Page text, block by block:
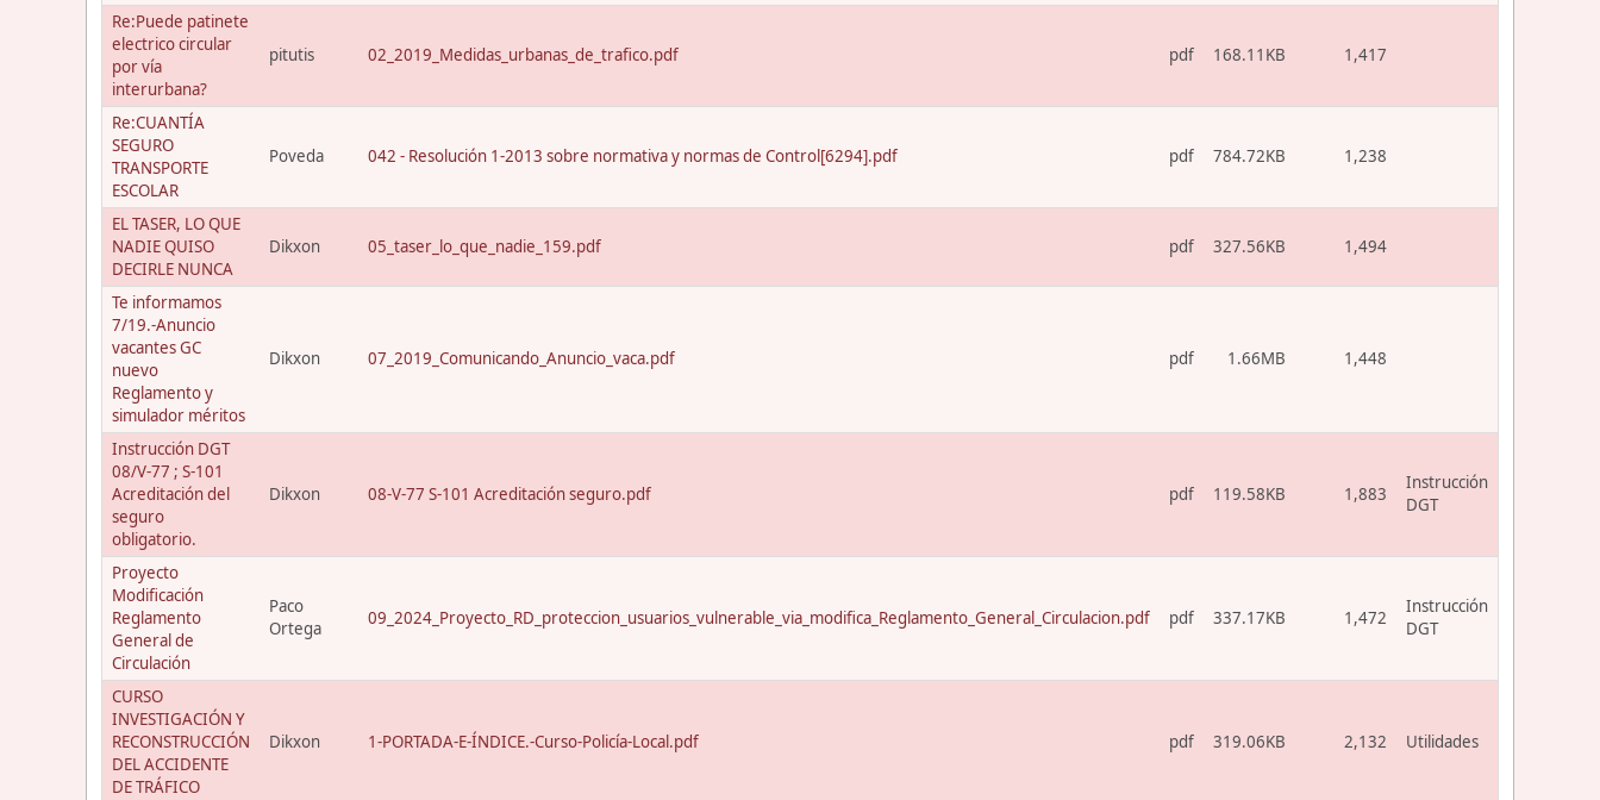
Re:Puede patinete
electrico circular
por vía
interurbana?
pitutis 02_2019_Medidas_urbanas_de_trafico.pdf pdf 168.11KB 1,417
Re:CUANTÍA
SEGURO
TRANSPORTE
ESCOLAR
Poveda 042 - Resolución 1-2013 sobre normativa y normas de Control[6294].pdf pdf 784.72KB 1,238
EL TASER, LO QUE
NADIE QUISO
DECIRLE NUNCA
Dikxon 05_taser_lo_que_nadie_159.pdf pdf 327.56KB 1,494
Te informamos
7/19.-Anuncio
vacantes GC
nuevo
Reglamento y
simulador méritos
Dikxon 07_2019_Comunicando_Anuncio_vaca.pdf pdf 1.66MB 1,448
Instrucción DGT
08/V-77 ; S-101
Acreditación del
seguro
obligatorio.
Dikxon 08-V-77 S-101 Acreditación seguro.pdf pdf 119.58KB 1,883
Instrucción
DGT
Proyecto
Modificación
Reglamento
General de
Circulación
Paco
Ortega
09_2024_Proyecto_RD_proteccion_usuarios_vulnerable_via_modifica_Reglamento_General_Circulacion.pdf pdf 337.17KB 1,472
Instrucción
DGT
CURSO
INVESTIGACIÓN Y
RECONSTRUCCIÓN
DEL ACCIDENTE
DE TRÁFICO
Dikxon 1-PORTADA-E-ÍNDICE.-Curso-Policía-Local.pdf pdf 319.06KB 2,132 Utilidades